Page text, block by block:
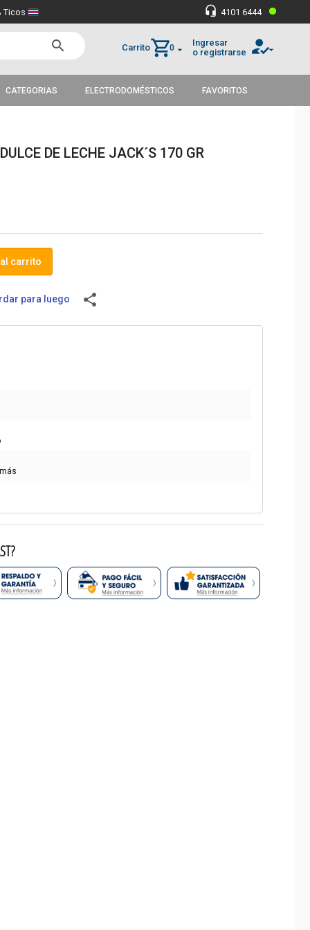
Ticos headset_mic 4101 6444 •
search Carritoshopping_cart0 arrow_drop_down
Ingresar
o registrarse how_to_reg
arrow_drop_down
CATEGORIAS ELECTRODOMÉSTICOS FAVORITOS
DE LECHE JACK´S 170 GR
carrito
para luego share